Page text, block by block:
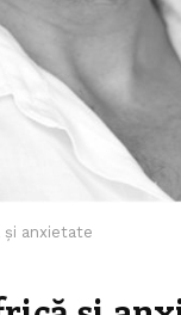
și anxietate